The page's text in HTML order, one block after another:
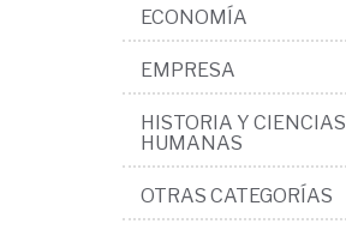
ECONOMÍA
EMPRESA
HISTORIA Y CIENCIAS
HUMANAS
OTRAS CATEGORÍAS